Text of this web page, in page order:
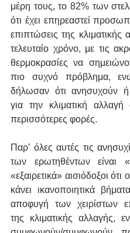
μέρη τους, το 82% των
ότι έχει επηρεαστεί
επιπτώσεις της κλιματικής
τελευταίο χρόνο, με τις
θερμοκρασίες να
πιο συχνό πρόβλημα,
δήλωσαν ότι ανησυχούν ή
για την κλιματική αλλαγή
περισσότερες φορές.
Παρ’ όλες αυτές τις
των ερωτηθέντων είναι
«εξαιρετικά» αισιόδοξοι
κάνει ικανοποιητικά
αποφυγή των χειρίστων
της κλιματικής αλλαγής,